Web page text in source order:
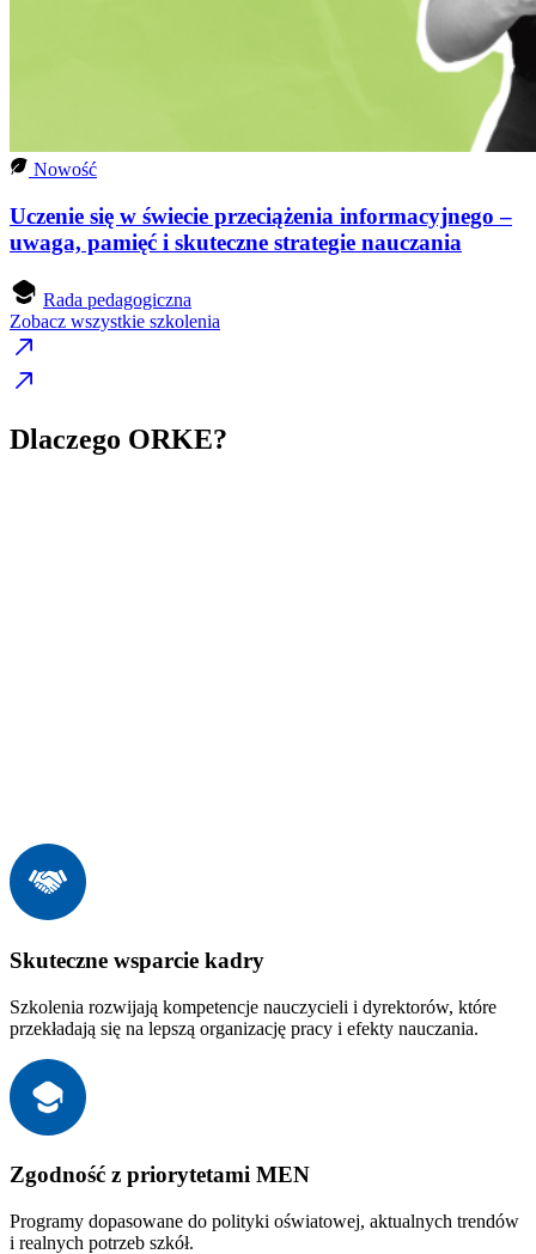
Nowość
Uczenie się w świecie przeciążenia informacyjnego –
uwaga, pamięć i skuteczne strategie nauczania
Rada pedagogiczna
Zobacz wszystkie szkolenia
Dlaczego ORKE?
Skuteczne wsparcie kadry
Szkolenia rozwijają kompetencje nauczycieli i dyrektorów, które
przekładają się na lepszą organizację pracy i efekty nauczania.
Zgodność z priorytetami MEN
Programy dopasowane do polityki oświatowej, aktualnych trendów
i realnych potrzeb szkół.